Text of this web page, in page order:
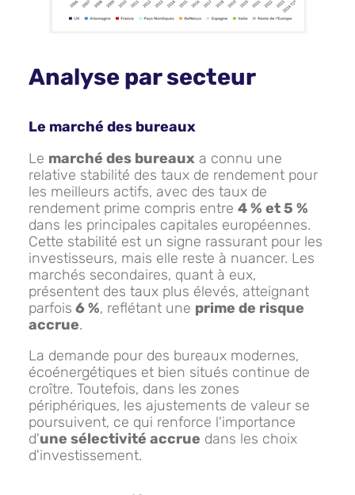
Analyse par secteur
Le marché des bureaux
Le marché des bureaux a connu une
relative stabilité des taux de rendement pour
les meilleurs actifs, avec des taux de
rendement prime compris entre 4 % et 5 %
dans les principales capitales européennes.
Cette stabilité est un signe rassurant pour les
investisseurs, mais elle reste à nuancer. Les
marchés secondaires, quant à eux,
présentent des taux plus élevés, atteignant
parfois 6 %, reflétant une prime de risque
accrue.
La demande pour des bureaux modernes,
écoénergétiques et bien situés continue de
croître. Toutefois, dans les zones
périphériques, les ajustements de valeur se
poursuivent, ce qui renforce l'importance
d'une sélectivité accrue dans les choix
d'investissement.